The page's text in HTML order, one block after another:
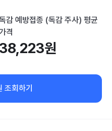
감 예방접종 (독감 주사) 평균
격
38,223원
조회하기